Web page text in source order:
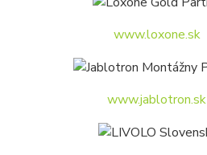
www.loxone.sk
www.jablotron.sk